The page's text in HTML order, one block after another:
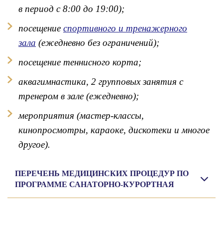
в период с 8:00 до 19:00);
посещение спортивного и тренажерного
зала (ежедневно без ограничений);
посещение теннисного корта;
аквагимнастика, 2 групповых занятия с
тренером в зале (ежедневно);
мероприятия (мастер-классы,
кинопросмотры, караоке, дискотеки и многое
другое).
ПЕРЕЧЕНЬ МЕДИЦИНСКИХ ПРОЦЕДУР ПО
ПРОГРАММЕ САНАТОРНО-КУРОРТНАЯ